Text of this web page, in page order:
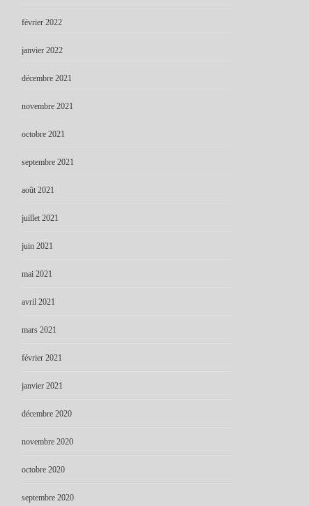
février 2022
janvier 2022
décembre 2021
novembre 2021
octobre 2021
septembre 2021
août 2021
juillet 2021
juin 2021
mai 2021
avril 2021
mars 2021
février 2021
janvier 2021
décembre 2020
novembre 2020
octobre 2020
septembre 2020